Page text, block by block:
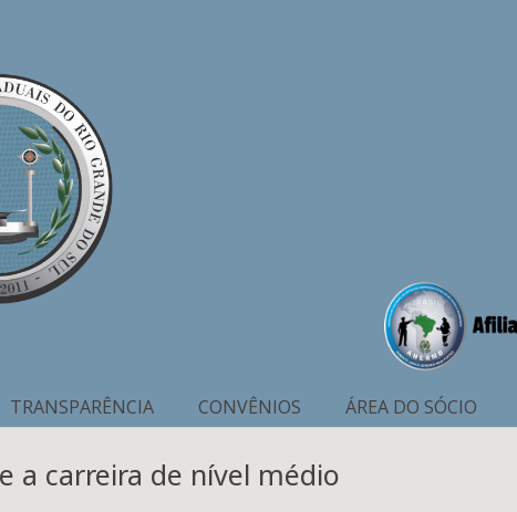
TRANSPARÊNCIA CONVÊNIOS ÁREA DO SÓCIO
a carreira de nível médio